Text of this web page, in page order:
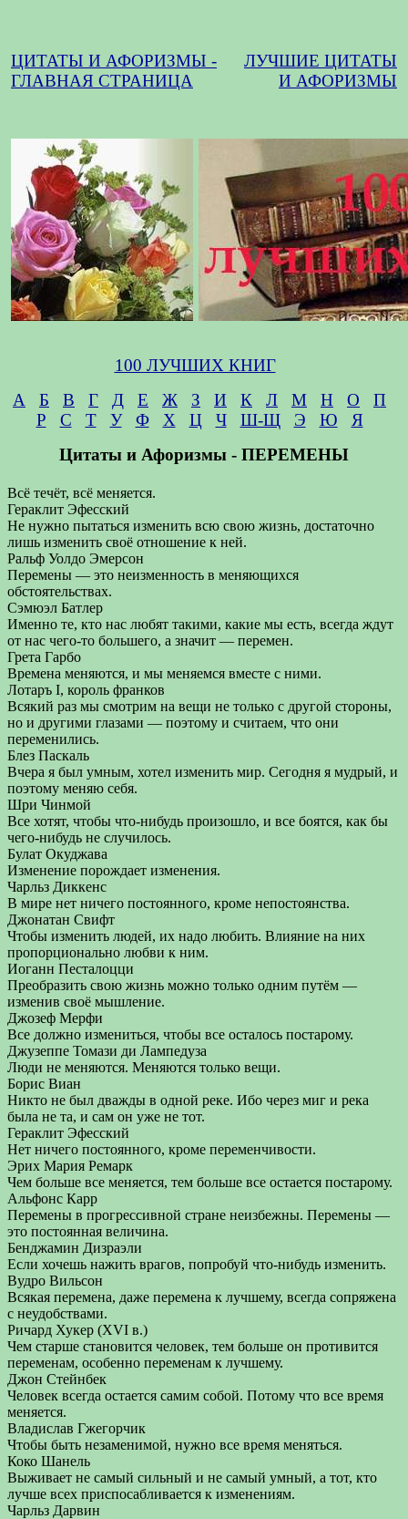
ЦИТАТЫ И АФОРИЗМЫ -
ГЛАВНАЯ СТРАНИЦА
ЛУЧШИЕ ЦИТАТЫ
И АФОРИЗМЫ
100 ЛУЧШИХ КНИГ
А
Б В Г Д Е Ж З И К Л М Н О
П
Р
С Т У Ф Х Ц Ч Ш-Щ Э Ю
Я
Цитаты и Афоризмы - ПЕРЕМЕНЫ
Всё течёт, всё меняется.
Гераклит Эфесский
Не нужно пытаться изменить всю свою жизнь, достаточно
лишь изменить своё отношение к ней.
Ральф Уолдо Эмерсон
Перемены — это неизменность в меняющихся
обстоятельствах.
Сэмюэл Батлер
Именно те, кто нас любят такими, какие мы есть, всегда ждут
от нас чего-то большего, а значит — перемен.
Грета Гарбо
Времена меняются, и мы меняемся вместе с ними.
Лотаръ I, король франков
Всякий раз мы смотрим на вещи не только с другой стороны,
но и другими глазами — поэтому и считаем, что они
переменились.
Блез Паскаль
Вчера я был умным, хотел изменить мир. Сегодня я мудрый, и
поэтому меняю себя.
Шри Чинмой
Все хотят, чтобы что-нибудь произошло, и все боятся, как бы
чего-нибудь не случилось.
Булат Окуджава
Изменение порождает изменения.
Чарльз Диккенс
В мире нет ничего постоянного, кроме непостоянства.
Джонатан Свифт
Чтобы изменить людей, их надо любить. Влияние на них
пропорционально любви к ним.
Иоганн Песталоцци
Преобразить свою жизнь можно только одним путём —
изменив своё мышление.
Джозеф Мерфи
Все должно измениться, чтобы все осталось постарому.
Джузеппе Томази ди Лампедуза
Люди не меняются. Меняются только вещи.
Борис Виан
Никто не был дважды в одной реке. Ибо через миг и река
была не та, и сам он уже не тот.
Гераклит Эфесский
Нет ничего постоянного, кроме переменчивости.
Эрих Мария Ремарк
Чем больше все меняется, тем больше все остается постарому.
Альфонс Карр
Перемены в прогрессивной стране неизбежны. Перемены —
это постоянная величина.
Бенджамин Дизраэли
Если хочешь нажить врагов, попробуй что-нибудь изменить.
Вудро Вильсон
Всякая перемена, даже перемена к лучшему, всегда сопряжена
с неудобствами.
Ричард Хукер (XVI в.)
Чем старше становится человек, тем больше он противится
переменам, особенно переменам к лучшему.
Джон Стейнбек
Человек всегда остается самим собой. Потому что все время
меняется.
Владислав Гжегорчик
Чтобы быть незаменимой, нужно все время меняться.
Коко Шанель
Выживает не самый сильный и не самый умный, а тот, кто
лучше всех приспосабливается к изменениям.
Чарльз Дарвин